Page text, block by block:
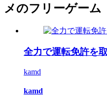
メのフリーゲーム
全力で運転免許を
kamd
kamd